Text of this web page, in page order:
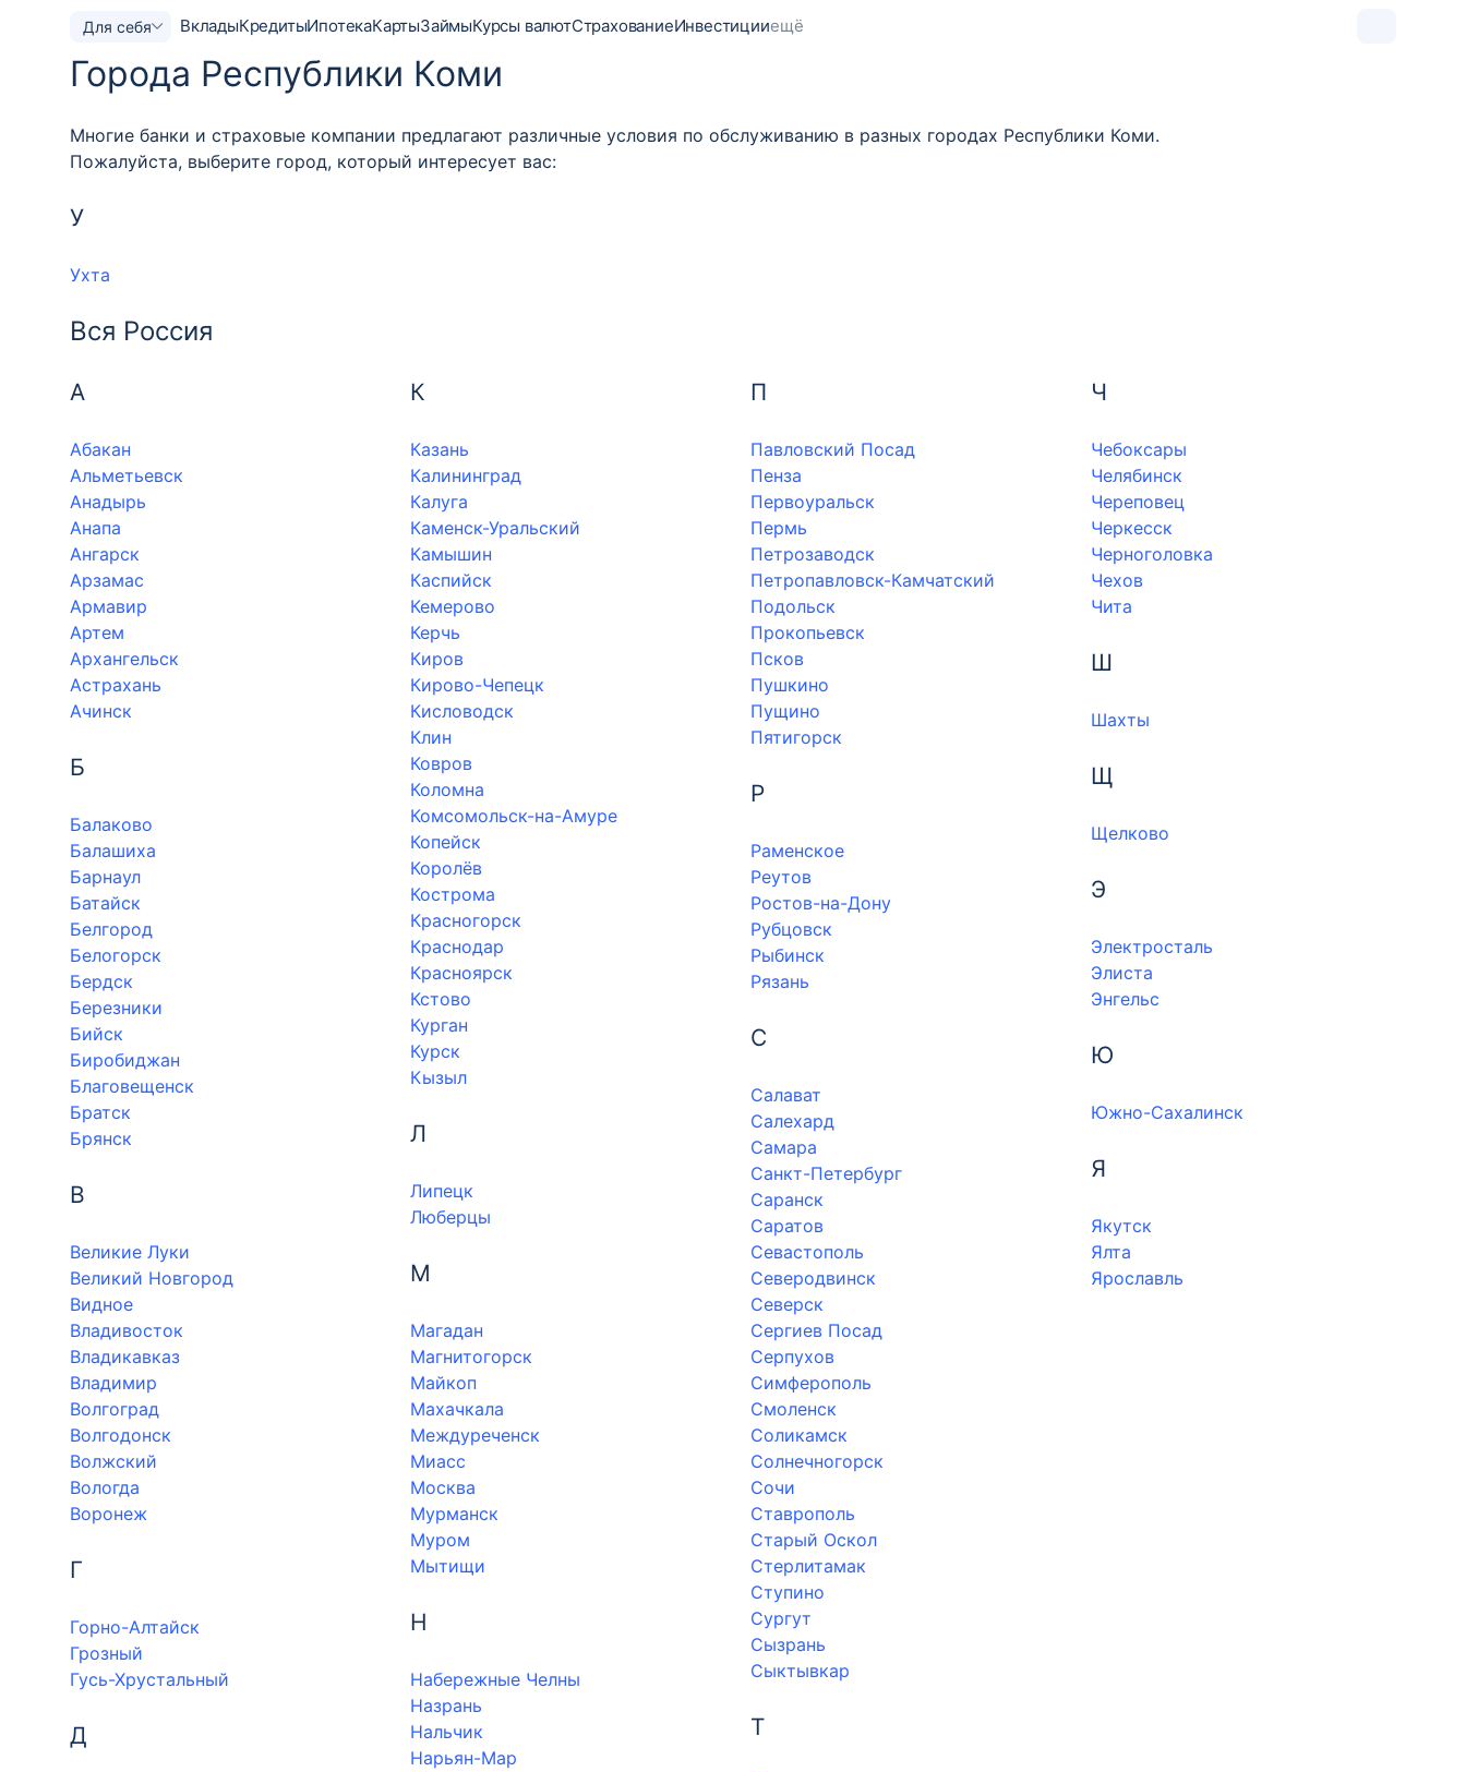
Для себя ВкладыКредитыИпотекаКартыЗаймыКурсы валютСтрахованиеИнвестицииещё
Города Республики Коми
Многие банки и страховые компании предлагают различные условия по обслуживанию в разных городах Республики Коми.
Пожалуйста, выберите город, который интересует вас:
У
Ухта
Вся Россия
А
Абакан
Альметьевск
Анадырь
Анапа
Ангарск
Арзамас
Армавир
Артем
Архангельск
Астрахань
Ачинск
Б
Балаково
Балашиха
Барнаул
Батайск
Белгород
Белогорск
Бердск
Березники
Бийск
Биробиджан
Благовещенск
Братск
Брянск
В
Великие Луки
Великий Новгород
Видное
Владивосток
Владикавказ
Владимир
Волгоград
Волгодонск
Волжский
Вологда
Воронеж
Г
Горно-Алтайск
Грозный
Гусь-Хрустальный
Д
К
Казань
Калининград
Калуга
Каменск-Уральский
Камышин
Каспийск
Кемерово
Керчь
Киров
Кирово-Чепецк
Кисловодск
Клин
Ковров
Коломна
Комсомольск-на-Амуре
Копейск
Королёв
Кострома
Красногорск
Краснодар
Красноярск
Кстово
Курган
Курск
Кызыл
Л
Липецк
Люберцы
М
Магадан
Магнитогорск
Майкоп
Махачкала
Междуреченск
Миасс
Москва
Мурманск
Муром
Мытищи
Н
Набережные Челны
Назрань
Нальчик
Нарьян-Мар
П
Павловский Посад
Пенза
Первоуральск
Пермь
Петрозаводск
Петропавловск-Камчатский
Подольск
Прокопьевск
Псков
Пушкино
Пущино
Пятигорск
Р
Раменское
Реутов
Ростов-на-Дону
Рубцовск
Рыбинск
Рязань
С
Салават
Салехард
Самара
Санкт-Петербург
Саранск
Саратов
Севастополь
Северодвинск
Северск
Сергиев Посад
Серпухов
Симферополь
Смоленск
Соликамск
Солнечногорск
Сочи
Ставрополь
Старый Оскол
Стерлитамак
Ступино
Сургут
Сызрань
Сыктывкар
Т
Ч
Чебоксары
Челябинск
Череповец
Черкесск
Черноголовка
Чехов
Чита
Ш
Шахты
Щ
Щелково
Э
Электросталь
Элиста
Энгельс
Ю
Южно-Сахалинск
Я
Якутск
Ялта
Ярославль